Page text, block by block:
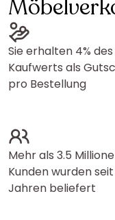
Sie erhalten 4% des
Kaufwerts als
pro Bestellung
Mehr als 3.5
Kunden wurden
Jahren beliefert